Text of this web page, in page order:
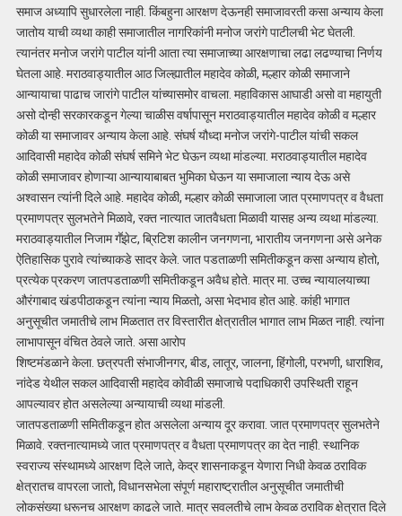
समाज अध्यापि सुधारलेला नाही. किंबहुना आरक्षण देऊनही समाजावरती कसा अन्याय केला
जातोय याची व्यथा काही समाजातील नागरिकांनी मनोज जरांगे पाटीलची भेट घेतली.
त्यानंतर मनोज जरांगे पाटील यांनी आता त्या समाजाच्या आरक्षणाचा लढा लढण्याचा निर्णय
घेतला आहे. मराठवाड्यातील आठ जिल्ह्यातील महादेव कोळी, मल्हार कोळी समाजाने
आन्यायाचा पाढाच जारांगे पाटील यांच्यासमोर वाचला. महाविकास आघाडी असो वा महायुती
असो दोन्ही सरकारकडून गेल्या चाळीस वर्षापासून मराठवाड्यातील महादेव कोळी व मल्हार
कोळी या समाजावर अन्याय केला आहे. संघर्ष यौध्दा मनोज जरांगे-पाटील यांची सकल
आदिवासी महादेव कोळी संघर्ष समिने भेट घेऊन व्यथा मांडल्या. मराठवाड्यातील महादेव
कोळी समाजावर होणाऱ्या आन्यायाबाबत भुमिका घेऊन या समाजाला न्याय देऊ असे
अश्वासन त्यांनी दिले आहे. महादेव कोळी, मल्हार कोळी समाजाला जात प्रमाणपत्र व वैधता
प्रमाणपत्र सुलभतेने मिळावे, रक्त नात्यात जातवैधता मिळावी यासह अन्य व्यथा मांडल्या.
मराठवाड्यातील निजाम गॕझेट, ब्रिटिश कालीन जनगणना, भारातीय जनगणना असे अनेक
ऐतिहासिक पुरावे त्यांच्याकडे सादर केले. जात पडताळणी समितीकडून कसा अन्याय होतो,
प्रत्येक प्रकरण जातपडताळणी समितीकडून अवैध होते. मात्र मा. उच्च न्यायालयाच्या
औरंगाबाद खंडपीठाकडून त्यांना न्याय मिळतो, असा भेदभाव होत आहे. कांही भागात
अनुसूचीत जमातीचे लाभ मिळतात तर विस्तारीत क्षेत्रातील भागात लाभ मिळत नाही. त्यांना
लाभापासून वंचित ठेवले जाते. असा आरोप
शिष्टमंडळाने केला. छत्रपती संभाजीनगर, बीड, लातूर, जालना, हिंगोली, परभणी, धाराशिव,
नांदेड येथील सकल आदिवासी महादेव कोवीळी समाजाचे पदाधिकारी उपस्थिती राहून
आपल्यावर होत असलेल्या अन्यायाची व्यथा मांडली.
जातपडताळणी समितीकडून होत असलेला अन्याय दूर करावा. जात प्रमाणपत्र सुलभतेने
मिळावे. रक्तनात्यामध्ये जात प्रमाणपत्र व वैधता प्रमाणपत्र का देत नाही. स्थानिक
स्वराज्य संस्थामध्ये आरक्षण दिले जाते, केद्र शासनाकडून येणारा निधी केवळ ठराविक
क्षेत्रातच वापरला जातो, विधानसभेला संपूर्ण महाराष्ट्रातील अनुसूचीत जमातीची
लोकसंख्या धरूनच आरक्षण काढले जाते. मात्र सवलतीचे लाभ केवळ ठराविक क्षेत्रात दिले